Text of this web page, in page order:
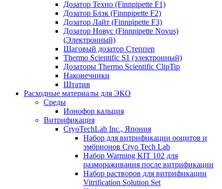
Дозатор Техно (Finnpipette F1)
Дозатор Блэк (Finnpipette F2)
Дозатор Лайт (Finnpipette F3)
Дозатор Новус (Finnpipette Novus)
(Электронный)
Шаговый дозатор Степпер
Thermo Scientific S1 (электронный)
Дозаторы Thermo Scientific ClipTip
Наконечники
Штатив
Расходные материалы для ЭКО
Среды
Ионофор кальция
Витрификация
CryoTechLab Inc., Япония
Набор для витрификации ооцитов и
эмбрионов Cryo Tech Lab
Набор Warming KIT 102 для
размораживания после витрификации
Набор растворов для витрификации
Vitrification Solution Set